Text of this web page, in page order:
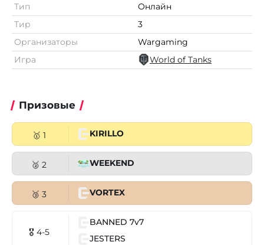
Тип
Онлайн
Тир
3
Организаторы
Wargaming
Игра
World of Tanks
Призовые
🥇 1 KIRILLO
🥈 2 WEEKEND
🥉 3 VORTEX
🎖 4-5
BANNED 7v7
JESTERS